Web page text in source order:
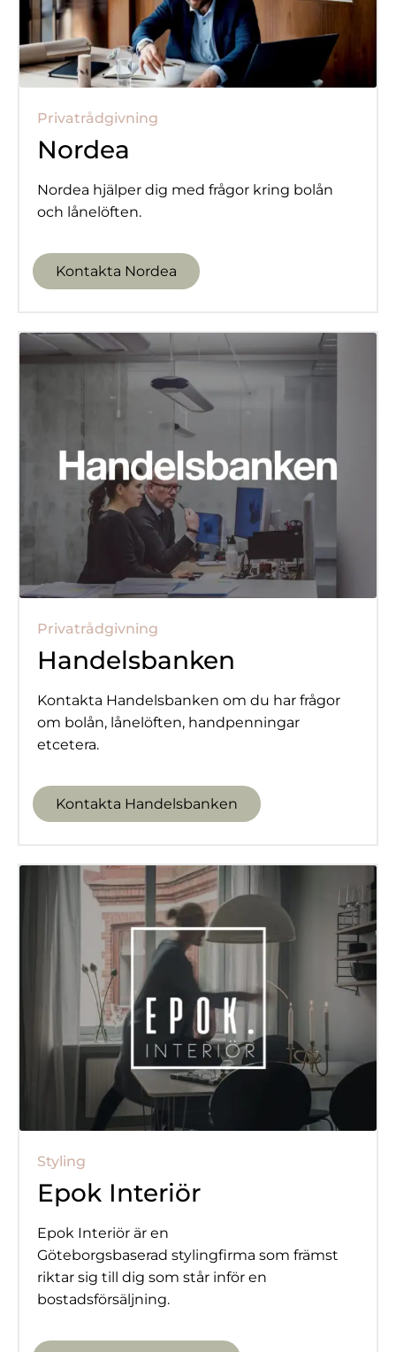
Privatrådgivning
Nordea
Nordea hjälper dig med frågor kring bolån
och lånelöften.
Kontakta Nordea
Privatrådgivning
Handelsbanken
Kontakta Handelsbanken om du har frågor
om bolån, lånelöften, handpenningar
etcetera.
Kontakta Handelsbanken
Styling
Epok Interiör
Epok Interiör är en
Göteborgsbaserad stylingfirma som främst
riktar sig till dig som står inför en
bostadsförsäljning.